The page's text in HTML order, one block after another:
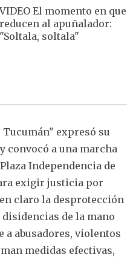
VIDEO El momento en que
reducen al apuñalador:
"Soltala, soltala"
expresó su
a una marcha
Independencia de
exigir justicia por
claro la desprotección
de la mano
a abusadores, violentos
medidas efectivas,